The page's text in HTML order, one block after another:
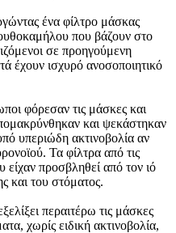
ένα φίλτρο μάσκας
που βάζουν στο
σε προηγούμενη
έχουν ισχυρό ανοσοποιητικό
φόρεσαν τις μάσκες και
και ψεκάστηκαν
υπεριώδη ακτινοβολία αν
Τα φίλτρα από τις
προσβληθεί από τον ιό
και του στόματος.
περαιτέρω τις μάσκες
χωρίς ειδική ακτινοβολία,